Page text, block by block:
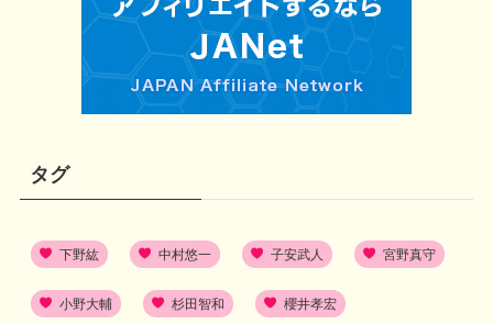
タグ
下野紘 中村悠一 子安武人 宮野真守
小野大輔 杉田智和 櫻井孝宏